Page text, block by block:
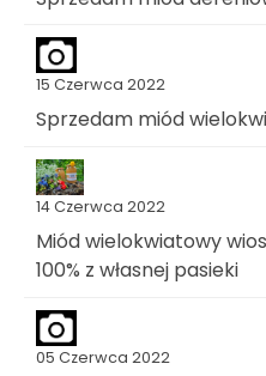
15 Czerwca 2022
Sprzedam miód
14 Czerwca 2022
Miód wielokwiatowy
100% z własnej pasieki
05 Czerwca 2022